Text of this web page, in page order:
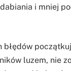
i mniej
błędów
luzem, nie